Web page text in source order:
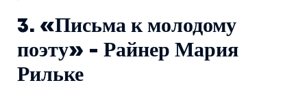
3. «Письма к молодому
поэту» - Райнер Мария
Рильке